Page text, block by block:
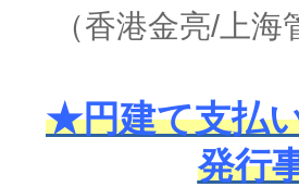
（香港金亮/上海
★円建て支払
発行